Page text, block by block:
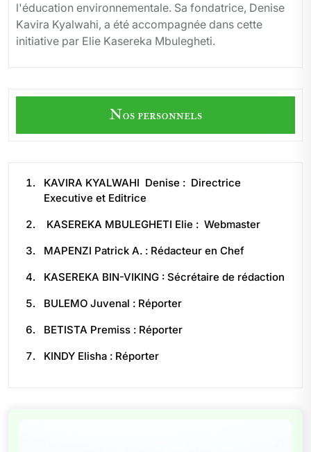
l'éducation environnementale. Sa fondatrice, Denise
Kavira Kyalwahi, a été accompagnée dans cette
initiative par Elie Kasereka Mbulegheti.
Nos personnels
KAVIRA KYALWAHI Denise : Directrice
Executive et Editrice
KASEREKA MBULEGHETI Elie : Webmaster
MAPENZI Patrick A. : Rédacteur en Chef
KASEREKA BIN-VIKING : Sécrétaire de rédaction
BULEMO Juvenal : Réporter
BETISTA Premiss : Réporter
KINDY Elisha : Réporter